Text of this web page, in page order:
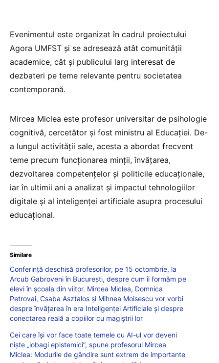
Evenimentul este organizat în cadrul proiectului
Agora UMFST și se adresează atât comunității
academice, cât și publicului larg interesat de
dezbateri pe teme relevante pentru societatea
contemporană.
Mircea Miclea este profesor universitar de psihologie
cognitivă, cercetător și fost ministru al Educației. De-
a lungul activității sale, acesta a abordat frecvent
teme precum funcționarea minții, învățarea,
dezvoltarea competențelor și politicile educaționale,
iar în ultimii ani a analizat și impactul tehnologiilor
digitale și al inteligenței artificiale asupra procesului
educațional.
Similare
Conferință deschisă profesorilor, pe 15 octombrie, la
Arcub Gabroveni în București, despre cum îi formăm pe
elevi în școala din viitor. Mircea Miclea, Domnica
Petrovai, Csaba Asztalos și Mihnea Moisescu vor vorbi
despre învățarea în era Inteligenței Artificiale și despre
conectarea reală a copiilor cu magiștrii lor
Cei care își vor face toate temele cu AI-ul vor deveni
niște „iobagi epistemici”, spune profesorul Mircea
Miclea: Modurile de gândire sunt extrem de importante